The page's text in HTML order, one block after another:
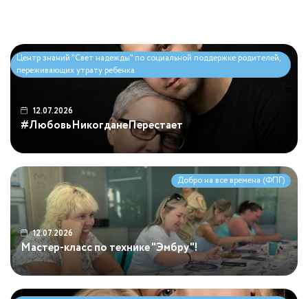
Центр знаний "Свет надежды" по социальной
поддержке родителей, переживающих утрату ребенка
Центр знаний "Свет надежды" по социальной
поддержке родителей, переживающих утрату ребенка
Центр знаний "Свет надежды" по социальной поддержке родителей,
переживающих утрату ребенка
12.07.2026
#ЛюбовьНикогданеПерестает
Добро на все времена (ФПГ)
12.07.2026
Мастер-класс по технике "Эмбру"!